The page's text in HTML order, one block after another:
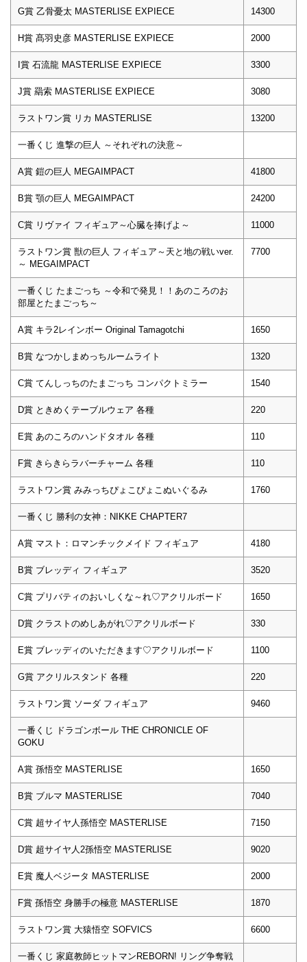
G賞 乙骨憂太 MASTERLISE EXPIECE 14300
H賞 髙羽史彦 MASTERLISE EXPIECE 2000
I賞 石流龍 MASTERLISE EXPIECE 3300
J賞 羂索 MASTERLISE EXPIECE 3080
ラストワン賞 リカ MASTERLISE 13200
一番くじ 進撃の巨人 ～それぞれの決意～
A賞 鎧の巨人 MEGAIMPACT 41800
B賞 顎の巨人 MEGAIMPACT 24200
C賞 リヴァイ フィギュア～心臓を捧げよ～ 11000
ラストワン賞 獣の巨人 フィギュア～天と地の戦いver.
～ MEGAIMPACT
7700
一番くじ たまごっち ～令和で発見！！あのころのお
部屋とたまごっち～
A賞 キラ2レインボー Original Tamagotchi 1650
B賞 なつかしまめっちルームライト 1320
C賞 てんしっちのたまごっち コンパクトミラー 1540
D賞 ときめくテーブルウェア 各種 220
E賞 あのころのハンドタオル 各種 110
F賞 きらきらラバーチャーム 各種 110
ラストワン賞 みみっちぴょこぴょこぬいぐるみ 1760
一番くじ 勝利の女神：NIKKE CHAPTER7
A賞 マスト：ロマンチックメイド フィギュア 4180
B賞 ブレッディ フィギュア 3520
C賞 プリバティのおいしくな～れ♡アクリルボード 1650
D賞 クラストのめしあがれ♡アクリルボード 330
E賞 ブレッディのいただきます♡アクリルボード 1100
G賞 アクリルスタンド 各種 220
ラストワン賞 ソーダ フィギュア 9460
一番くじ ドラゴンボール THE CHRONICLE OF
GOKU
A賞 孫悟空 MASTERLISE 1650
B賞 ブルマ MASTERLISE 7040
C賞 超サイヤ人孫悟空 MASTERLISE 7150
D賞 超サイヤ人2孫悟空 MASTERLISE 9020
E賞 魔人ベジータ MASTERLISE 2000
F賞 孫悟空 身勝手の極意 MASTERLISE 1870
ラストワン賞 大猿悟空 SOFVICS 6600
一番くじ 家庭教師ヒットマンREBORN! リング争奪戦